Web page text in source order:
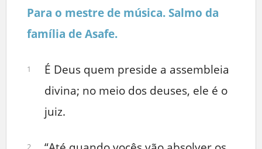
Para o mestre de música. Salmo da
família de Asafe.
1
É Deus quem preside a assembleia
divina; no meio dos deuses, ele é o
juiz.
2